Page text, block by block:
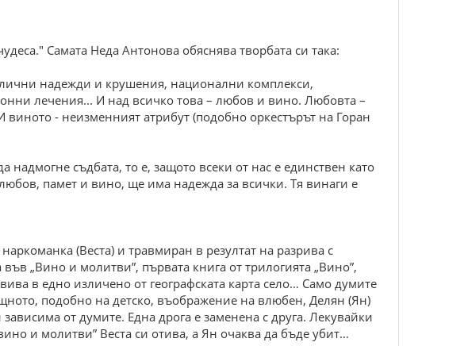
Самата Неда Антонова обяснява творбата си така:
надежди и крушения, национални комплекси,
лечения... И над всичко това – любов и вино. Любовта –
виното - неизменният атрибут (подобно оркестърът на Горан
надмогне съдбата, то е, защото всеки от нас е единствен като
памет и вино, ще има надежда за всички. Тя винаги е
(Веста) и травмиран в резултат на разрива с
„Вино и молитви”, първата книга от трилогията „Вино”,
в едно изличено от географската карта село… Само думите
подобно на детско, въображение на влюбен, Делян (Ян)
от думите. Една дрога е заменена с друга. Лекувайки
и молитви” Веста си отива, а Ян очаква да бъде убит…